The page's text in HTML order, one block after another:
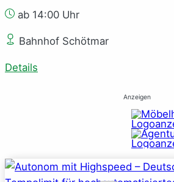
ab 14:00 Uhr
Bahnhof Schötmar
Details
Anzeigen